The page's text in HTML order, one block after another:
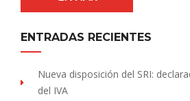
ENTRADAS RECIENTES
Nueva disposición del SRI:
del IVA